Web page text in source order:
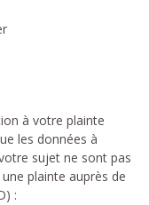
à votre plainte
les données à
sujet ne sont pas
plainte auprès de
: